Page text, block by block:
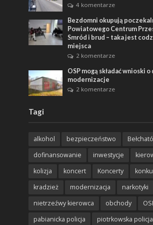
4 komentarze
Bezdomni okupują
Powiatowego Centrum
Smród i brud – taka jest
miejsca
2 komentarze
OSP mogą składać wnioski
modernizacje
2 komentarze
Tagi
alkohol bezpieczeństwo
dofinansowanie
inwestycje
kolizja
koncert Koncerty
kradzież
modernizacja
narkotyki
nietrzeźwy kierowca
obchody
pabianicka policja
piotrkowska policja